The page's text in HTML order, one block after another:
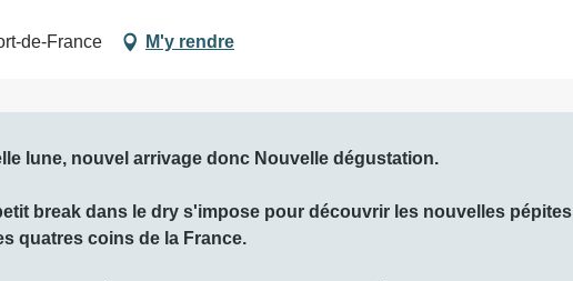
de-France M'y rendre
lune, nouvel arrivage donc Nouvelle dégustation.
break dans le dry s'impose pour découvrir les nouvelles pépites
quatres coins de la France.